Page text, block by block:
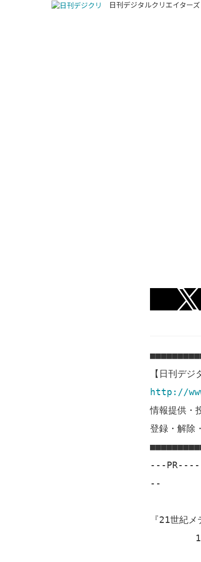
日刊デジタルクリエイターズ
【日刊デ
http://
情報提供
登録・解除
---
--
JPC
『21世紀
12月16
豪華